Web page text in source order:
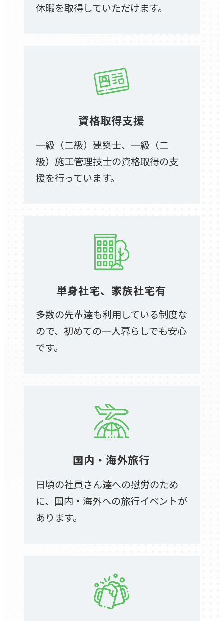
休暇を取得していただけます。
資格取得支援
一級（二級）建築士、一級（二
級）施工管理技士の資格取得の支
援を行っています。
単身社宅、家族社宅有
多数の先輩達も利用している制度な
ので、初めての一人暮らしでも安心
です。
国内・海外旅行
日頃の社員さん達への慰労のため
に、国内・海外への旅行イベントが
あります。